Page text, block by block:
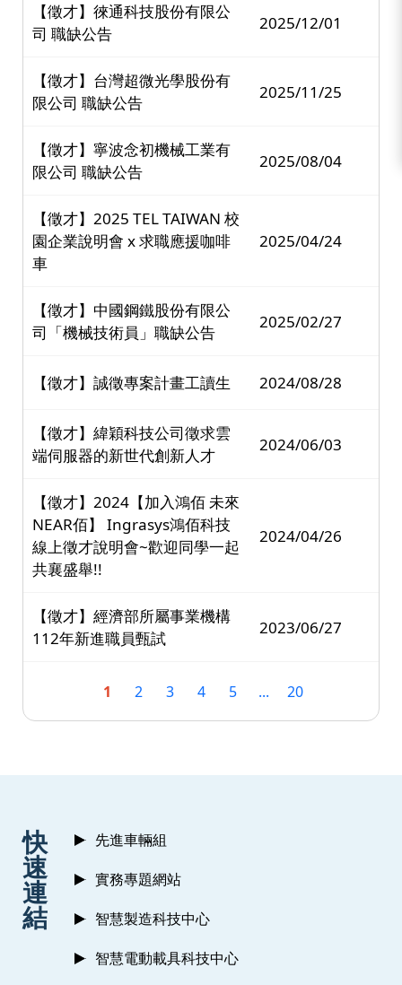
【徵才】徠通科技股份有限公
司 職缺公告
2025/12/01
【徵才】台灣超微光學股份有
限公司 職缺公告
2025/11/25
【徵才】寧波念初機械工業有
限公司 職缺公告
2025/08/04
【徵才】2025 TEL TAIWAN 校
園企業說明會 x 求職應援咖啡
車
2025/04/24
【徵才】中國鋼鐵股份有限公
司「機械技術員」職缺公告
2025/02/27
【徵才】誠徵專案計畫工讀生 2024/08/28
【徵才】緯穎科技公司徵求雲
端伺服器的新世代創新人才
2024/06/03
【徵才】2024【加入鴻佰 未來
NEAR佰】 Ingrasys鴻佰科技
線上徵才說明會~歡迎同學一起
共襄盛舉!!
2024/04/26
【徵才】經濟部所屬事業機構
112年新進職員甄試
2023/06/27
1 2 3 4 5 ... 20
快
速
連
結
先進車輛組
實務專題網站
智慧製造科技中心
智慧電動載具科技中心